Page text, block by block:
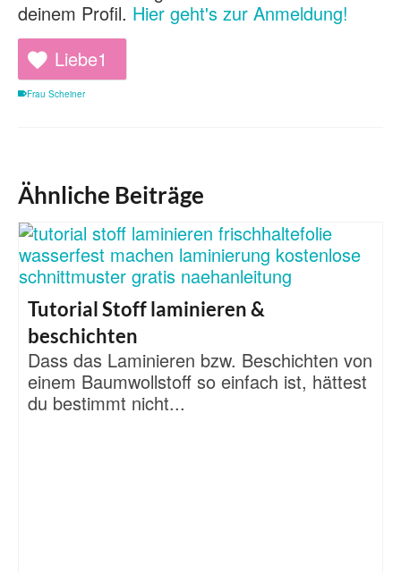
deinem Profil. Hier geht's zur Anmeldung!
Liebe1
Frau Scheiner
Ähnliche Beiträge
Tutorial Stoff laminieren &
beschichten
Dass das Laminieren bzw. Beschichten von
einem Baumwollstoff so einfach ist, hättest
du bestimmt nicht...